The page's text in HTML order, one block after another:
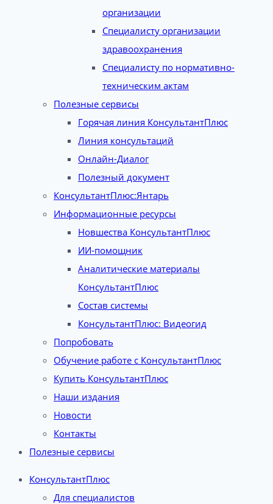
организации
Специалисту организации
здравоохранения
Специалисту по нормативно-
техническим актам
Полезные сервисы
Горячая линия КонсультантПлюс
Линия консультаций
Онлайн-Диалог
Полезный документ
КонсультантПлюс:Янтарь
Информационные ресурсы
Новшества КонсультантПлюс
ИИ-помощник
Аналитические материалы
КонсультантПлюс
Состав системы
КонсультантПлюс: Видеогид
Попробовать
Обучение работе с КонсультантПлюс
Купить КонсультантПлюс
Наши издания
Новости
Контакты
Полезные сервисы
КонсультантПлюс
Для специалистов